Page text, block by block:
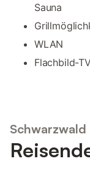
Sauna
WLAN
Flachbild-
Schwarzwald